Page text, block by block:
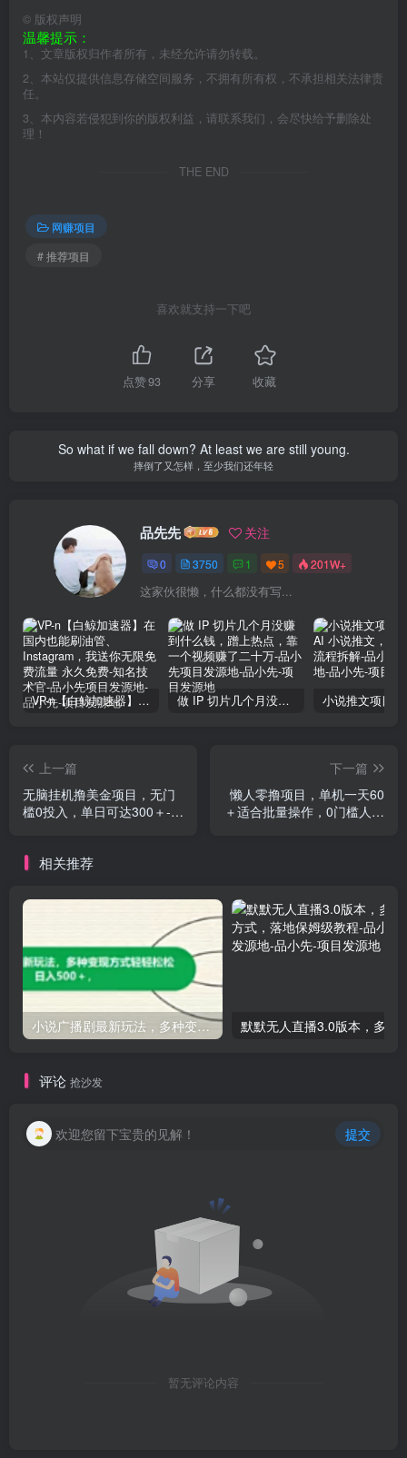
© 版权声明
温馨提示：
1、文章版权归作者所有，未经允许请勿转载。
2、本站仅提供信息存储空间服务，不拥有所有权，不承担相关法律责
任。
3、本内容若侵犯到你的版权利益，请联系我们，会尽快给予删除处
理！
THE END
网赚项目
# 推荐项目
喜欢就支持一下吧
点赞93 分享 收藏
So what if we fall down? At least we are still young.
摔倒了又怎样，至少我们还年轻
品先先 关注
0 3750 1 5 201W+
这家伙很懒，什么都没有写...
VP-n【白鲸加速器】在国内也能刷油管、Instagram，我送你无限免费流量 永久免费-知名技术官-品小先项目发源地 做 IP 切片几个月没赚到什么钱，蹭上热点，靠一个视频赚了二十万-品小先项目发源地
上一篇
无脑挂机撸美金项目，无门
槛0投入，单日可达300＋-知
下一篇
懒人零撸项目，单机一天60
＋适合批量操作，0门槛人人
相关推荐
小说广播剧最新玩法，多种变现方式轻轻松松日入500＋【揭秘】
评论 抢沙发
欢迎您留下宝贵的见解！ 提交
暂无评论内容